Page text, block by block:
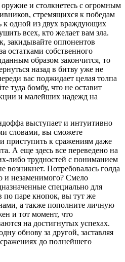
и столкнетесь с огромным
стремящихся к победам
к одной из двух враждующих
всех, кто желает вам зла.
закидывайте оппонентов
остатками собственного
образом закончится, то
назад в битву уже не
вас поджидает целая толпа
туда бомбу, что не оставит
и малейших надежд на
выступает и интуитивно
словами, вы сможете
приступить к сражениям даже
А еще здесь все переведено на
либо трудностей с пониманием
возникнет. Потребовалась голда
и незаменимого? Смело
специально для
паре кнопок, вы тут же
а также пополните личную
и тот момент, что
на достигнутых успехах.
обнову за другой, заставляя
до полнейшего